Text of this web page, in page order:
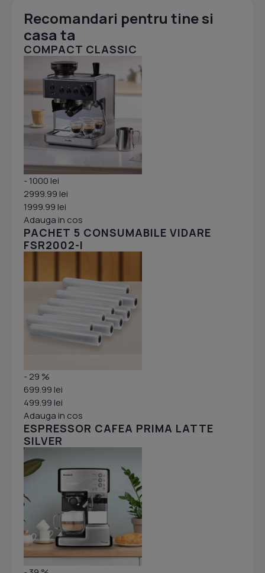
Recomandari pentru tine si
casa ta
COMPACT CLASSIC
- 1000 lei
2999.99 lei
1999.99 lei
Adauga in cos
PACHET 5 CONSUMABILE VIDARE
FSR2002-I
- 29 %
699.99 lei
499.99 lei
Adauga in cos
ESPRESSOR CAFEA PRIMA LATTE
SILVER